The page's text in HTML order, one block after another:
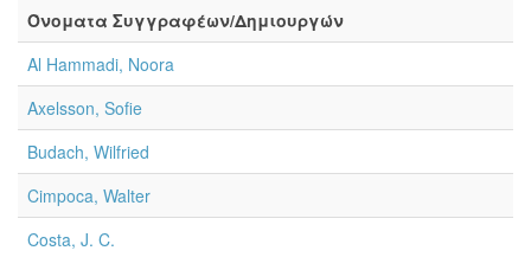
Όνοματα Συγγραφέων/Δημιουργών
Al Hammadi, Noora
Axelsson, Sofie
Budach, Wilfried
Cimpoca, Walter
Costa, J. C.